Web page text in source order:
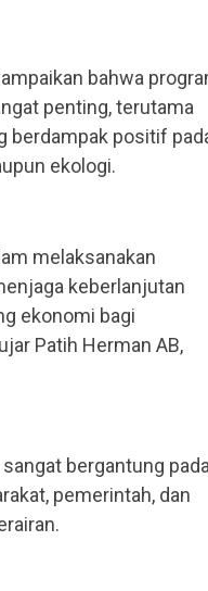
bahwa
penting, terutama
berdampak positif
ekologi.
melaksanakan
keberlanjutan
ekonomi bagi
Patih Herman AB,
bergantung pada
pemerintah, dan